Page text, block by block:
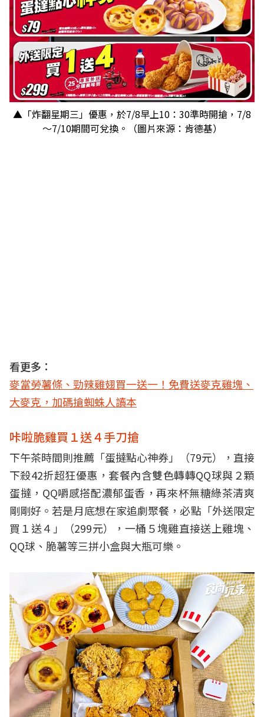
▲「炸翻星期三」優惠，於7/8早上10：30準時開搶，7/8
～7/10期間可兌換。（圖片來源：肯德基）
看更多：
麥當勞薯條、勁辣雞翅買一送一！免費送麥克雞塊、
大麥克，加碼搶蜘蛛人讀本
咔啦脆雞買１送４手刀搶
下午茶時間則推薦「蛋撻點心神券」（79元），直接
下殺42折超狂優惠，套餐內含雙色轉轉QQ球與２顆
蛋撻，QQ嚼感搭配濃郁蛋香，再來杯無糖綠茶清爽
剛剛好。若是月底想在家追劇聚餐，必點「外送限定
買１送４」（299元），一桶５塊雞直接送上雞塊、
QQ球、脆薯等三拼小盒與大瓶可樂。